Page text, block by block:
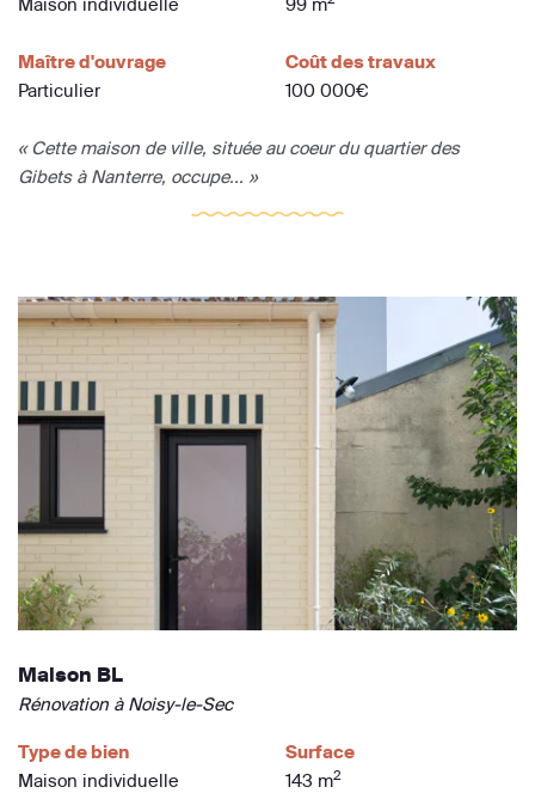
Maître d'ouvrage
Particulier
Coût des travaux
100 000€
« Cette maison de ville, située au coeur du quartier des
Gibets à Nanterre, occupe... »
Maison BL
Rénovation à Noisy-le-Sec
Type de bien
Maison individuelle
Surface
143 m2